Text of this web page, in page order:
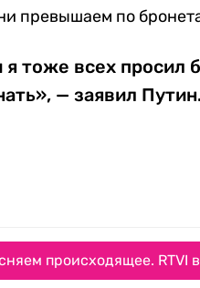
превышаем по
тоже всех просил
— заявил
происходящее. RTVI